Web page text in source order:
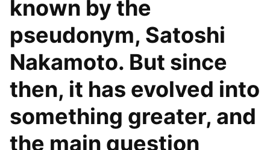
known by the
pseudonym, Satoshi
Nakamoto. But since
then, it has evolved into
something greater, and
the main question